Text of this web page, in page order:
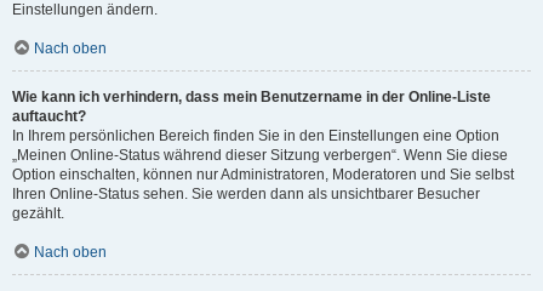
Einstellungen ändern.
Nach oben
Wie kann ich verhindern, dass mein Benutzername in der Online-Liste
auftaucht?
In Ihrem persönlichen Bereich finden Sie in den Einstellungen eine Option
„Meinen Online-Status während dieser Sitzung verbergen“. Wenn Sie diese
Option einschalten, können nur Administratoren, Moderatoren und Sie selbst
Ihren Online-Status sehen. Sie werden dann als unsichtbarer Besucher
gezählt.
Nach oben